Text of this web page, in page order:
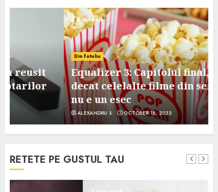
Equalizer 3: Capitolul final, mai slab
decat celelalte filme din serie, dar
nu e un esec
ALEXANDRU S. OCTOBER 18, 2023
RETETE PE GUSTUL TAU